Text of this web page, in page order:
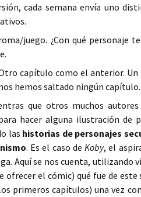
cada semana envía uno
juego. ¿Con qué personaje
capítulo como el anterior.
hemos saltado ningún capítulo.
que otros muchos
hacer alguna ilustración de
las historias de personajes
. Es el caso deKoby, el
Aquí se nos cuenta, utilizando
ofrecer el cómic) qué fue de
primeros capítulos) una vez